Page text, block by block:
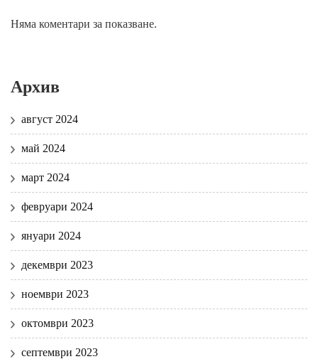
Няма коментари за показване.
Архив
август 2024
май 2024
март 2024
февруари 2024
януари 2024
декември 2023
ноември 2023
октомври 2023
септември 2023